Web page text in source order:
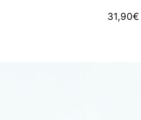
31,90€